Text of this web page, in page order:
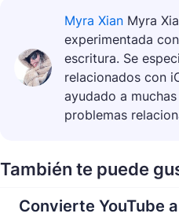
Myra Xian Myra
experimentada
escritura. Se
relacionados con
ayudado a
problemas
También te puede
Convierte YouTube